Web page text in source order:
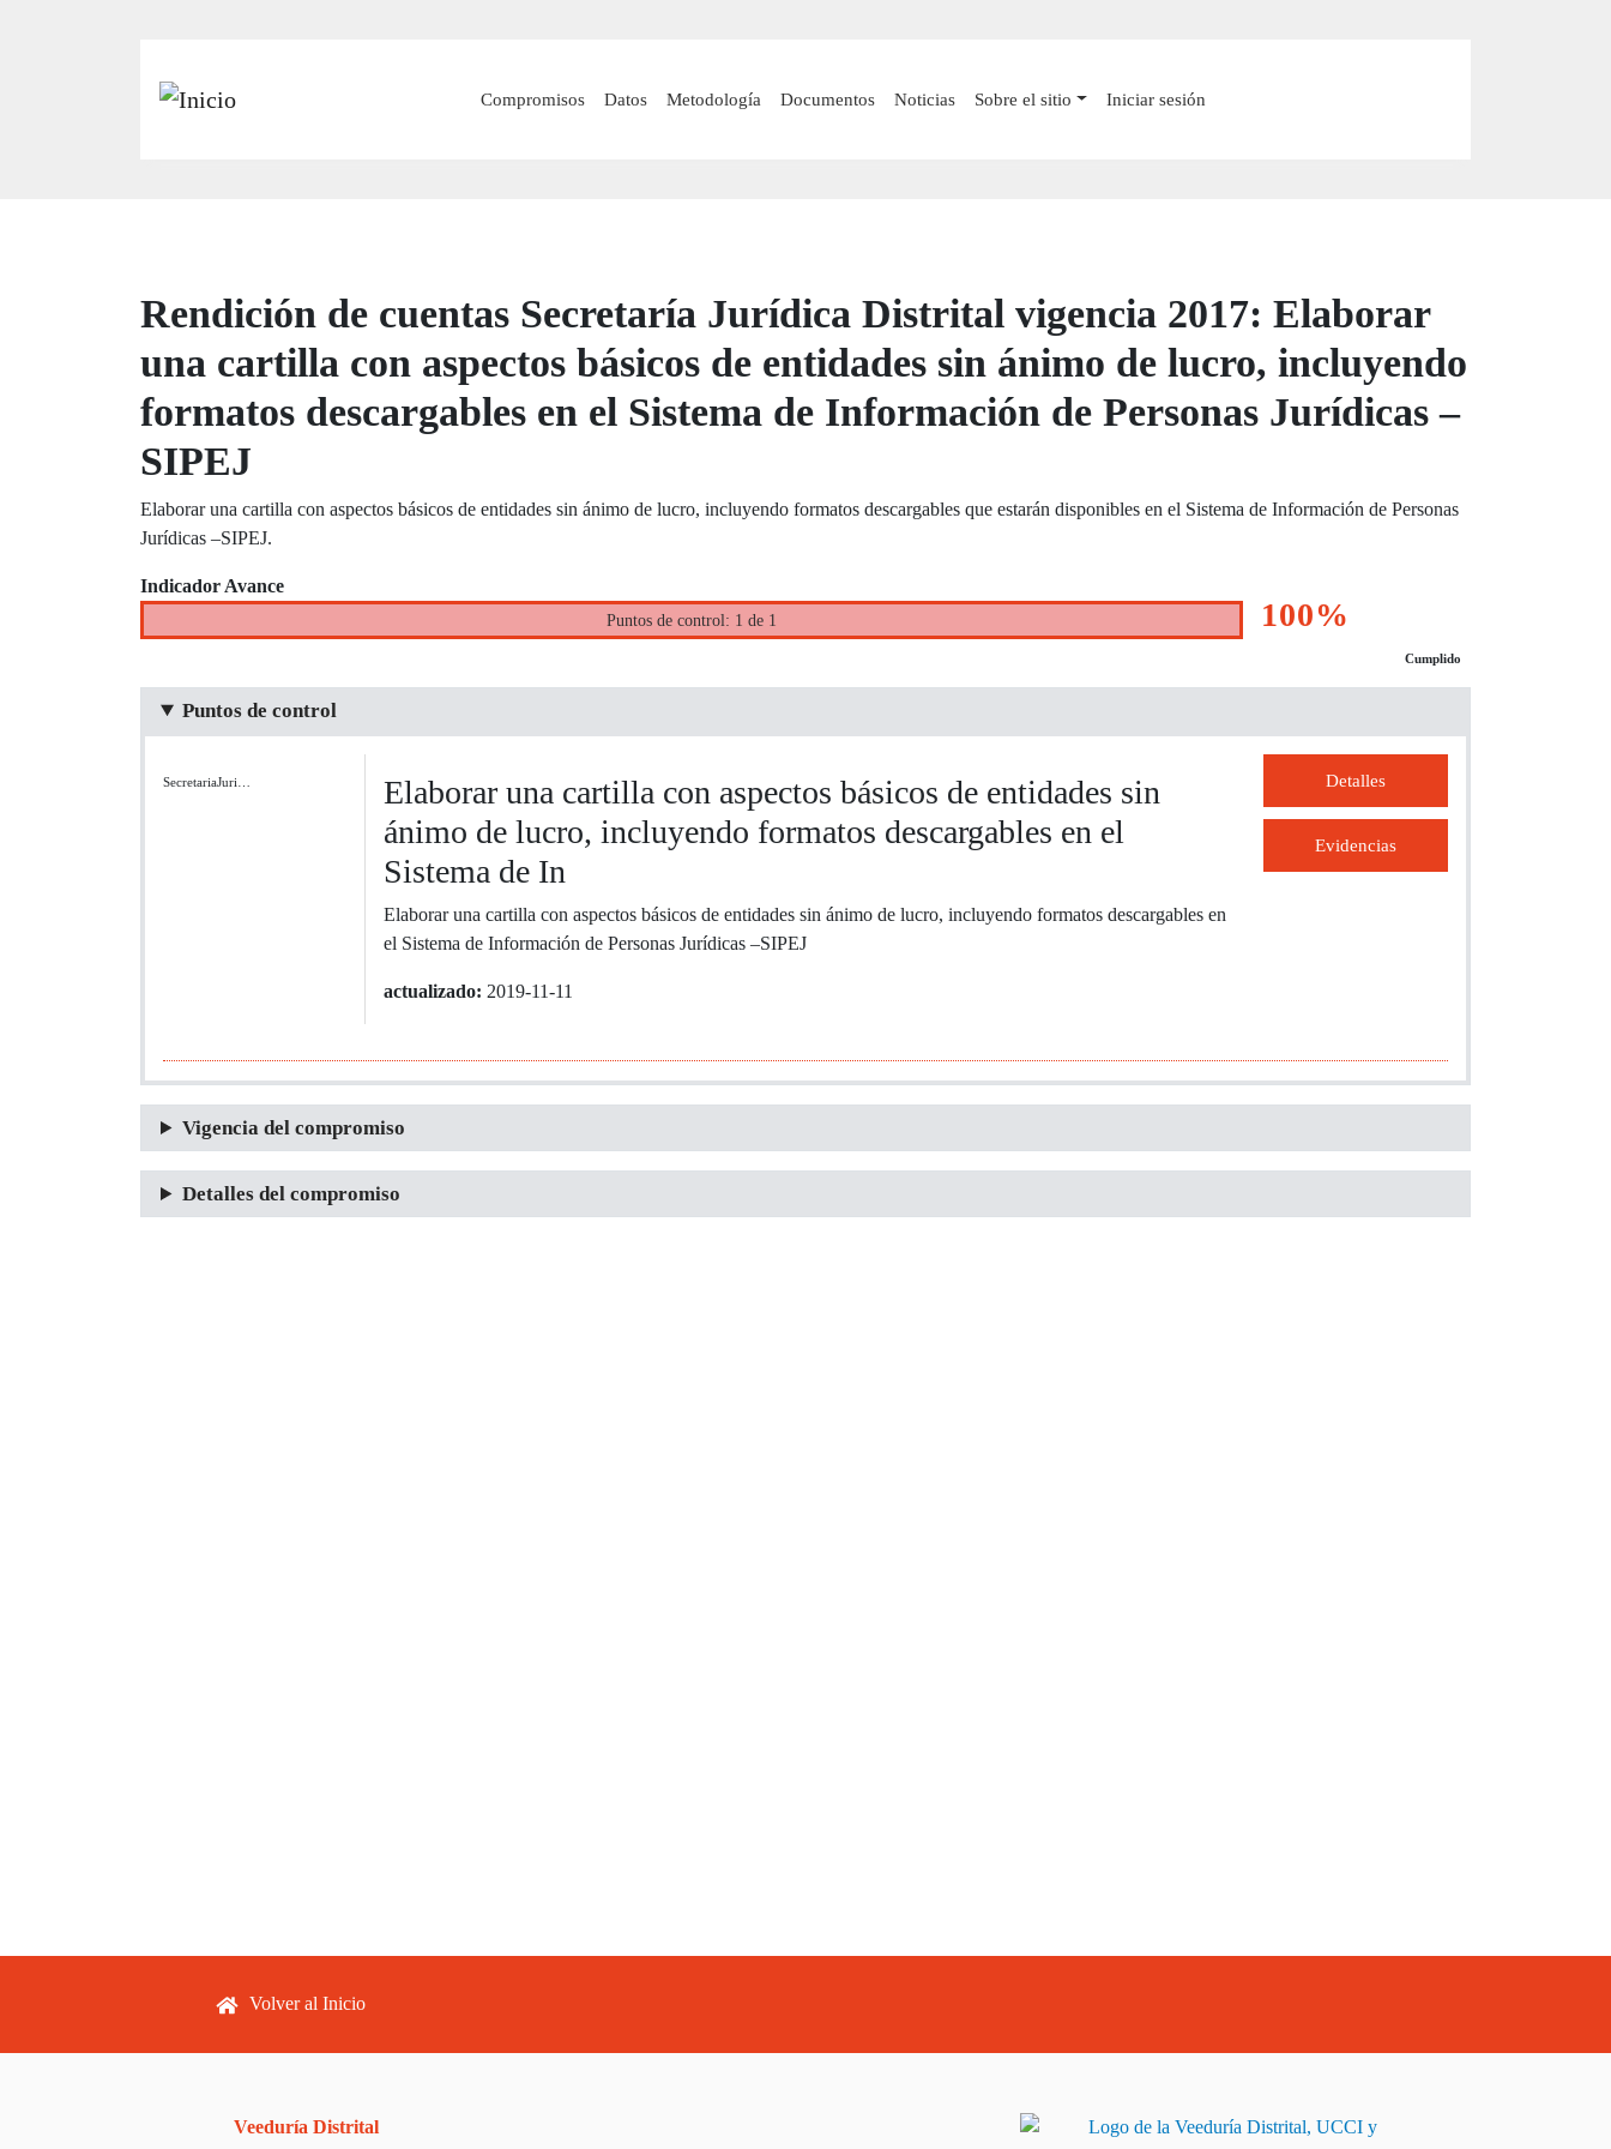
principal
Main navigation
Compromisos Datos Metodología Documentos Noticias Sobre el sitio Iniciar sesión
Rendición de cuentas Secretaría Jurídica Distrital vigencia 2017: Elaborar
una cartilla con aspectos básicos de entidades sin ánimo de lucro, incluyendo
formatos descargables en el Sistema de Información de Personas Jurídicas –
SIPEJ
Elaborar una cartilla con aspectos básicos de entidades sin ánimo de lucro, incluyendo formatos descargables que estarán disponibles en el Sistema de Información de Personas
Jurídicas –SIPEJ.
Indicador Avance
Puntos de control: 1 de 1 100%
Cumplido
Puntos de control
SecretariaJuri…
Elaborar una cartilla con aspectos básicos de entidades sin
ánimo de lucro, incluyendo formatos descargables en el
Sistema de In
Elaborar una cartilla con aspectos básicos de entidades sin ánimo de lucro, incluyendo formatos descargables en
el Sistema de Información de Personas Jurídicas –SIPEJ
actualizado: 2019-11-11
Detalles
Evidencias
Vigencia del compromiso
Detalles del compromiso
Footer menu
Volver al Inicio
Veeduría Distrital